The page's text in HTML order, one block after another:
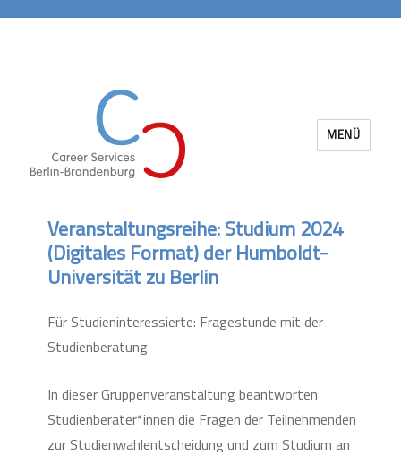
MENÜ
Veranstaltungsreihe: Studium 2024
(Digitales Format) der Humboldt-
Universität zu Berlin
Für Studieninteressierte: Fragestunde mit der
Studienberatung
In dieser Gruppenveranstaltung beantworten
Studienberater*innen die Fragen der Teilnehmenden
zur Studienwahlentscheidung und zum Studium an